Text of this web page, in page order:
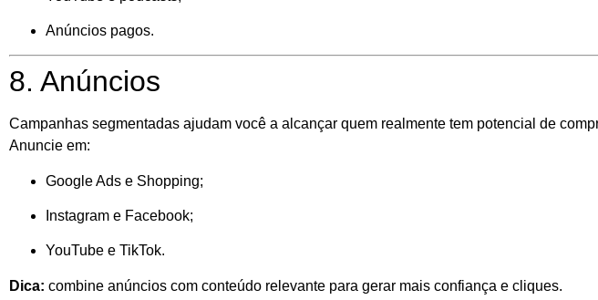
Anúncios pagos.
8. Anúncios
Campanhas segmentadas ajudam você a alcançar quem realmente tem potencial de
Anuncie em:
Google Ads e Shopping;
Instagram e Facebook;
YouTube e TikTok.
Dica: combine anúncios com conteúdo relevante para gerar mais confiança e cliques.